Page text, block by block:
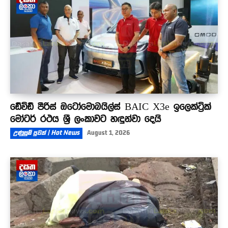
ඩේවිඩ් පීරිස් ඔටෝමොබයිල්ස් BAIC X3e ඉලෙක්ට්‍රික්
මෝටර් රථය ශ්‍රී ලංකාවට හඳුන්වා දෙයි
උණුසුම් පුවත් | Hot News August 1, 2026